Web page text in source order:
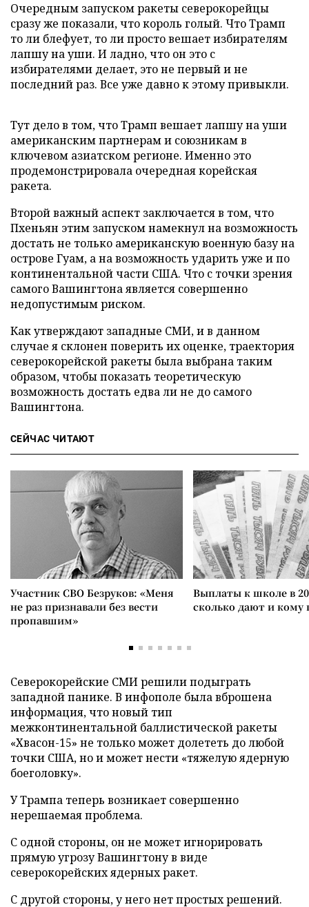
Очередным запуском ракеты северокорейцы
сразу же показали, что король голый. Что Трамп
то ли блефует, то ли просто вешает избирателям
лапшу на уши. И ладно, что он это с
избирателями делает, это не первый и не
последний раз. Все уже давно к этому привыкли.
Тут дело в том, что Трамп вешает лапшу на уши
американским партнерам и союзникам в
ключевом азиатском регионе. Именно это
продемонстрировала очередная корейская
ракета.
Второй важный аспект заключается в том, что
Пхеньян этим запуском намекнул на возможность
достать не только американскую военную базу на
острове Гуам, а на возможность ударить уже и по
континентальной части США. Что с точки зрения
самого Вашингтона является совершенно
недопустимым риском.
Как утверждают западные СМИ, и в данном
случае я склонен поверить их оценке, траектория
северокорейской ракеты была выбрана таким
образом, чтобы показать теоретическую
возможность достать едва ли не до самого
Вашингтона.
СЕЙЧАС ЧИТАЮТ
Участник СВО Безруков: «Меня
не раз признавали без вести
пропавшим»
Выплаты к школе в
сколько дают и
Северокорейские СМИ решили подыграть
западной панике. В инфополе была вброшена
информация, что новый тип
межконтинентальной баллистической ракеты
«Хвасон-15» не только может долететь до любой
точки США, но и может нести «тяжелую ядерную
боеголовку».
У Трампа теперь возникает совершенно
нерешаемая проблема.
С одной стороны, он не может игнорировать
прямую угрозу Вашингтону в виде
северокорейских ядерных ракет.
С другой стороны, у него нет простых решений.